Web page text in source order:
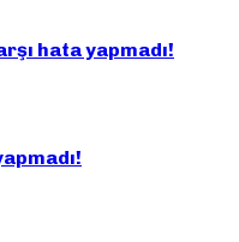
hata yapmadı!